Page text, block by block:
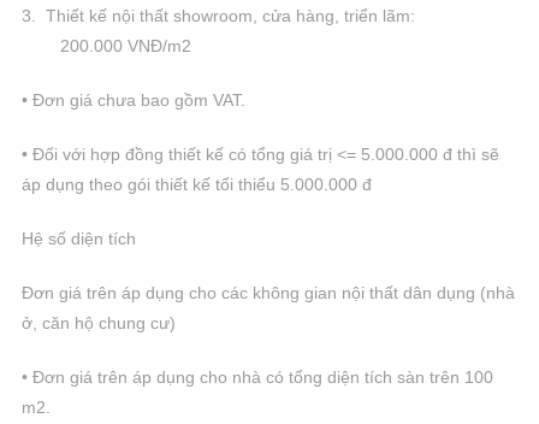
3. Thiết kế nội thất showroom, cửa hàng, triển lãm:
200.000 VNĐ/m2
• Đơn giá chưa bao gồm VAT.
• Đối với hợp đồng thiết kế có tổng giá trị <= 5.000.000 đ thì sẽ
áp dụng theo gói thiết kế tối thiểu 5.000.000 đ
Hệ số diện tích
Đơn giá trên áp dụng cho các không gian nội thất dân dụng (nhà
ở, căn hộ chung cư)
• Đơn giá trên áp dụng cho nhà có tổng diện tích sàn trên 100
m2.